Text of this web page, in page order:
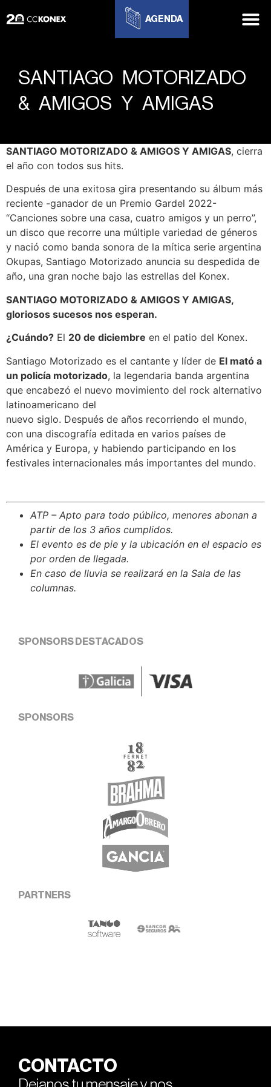
AGENDA
SANTIAGO MOTORIZADO
& AMIGOS Y AMIGAS
SANTIAGO MOTORIZADO & AMIGOS Y AMIGAS, cierra
el año con todos sus hits.
Después de una exitosa gira presentando su álbum más
reciente -ganador de un Premio Gardel 2022-
“Canciones sobre una casa, cuatro amigos y un perro”,
un disco que recorre una múltiple variedad de géneros
y nació como banda sonora de la mítica serie argentina
Okupas, Santiago Motorizado anuncia su despedida de
año, una gran noche bajo las estrellas del Konex.
SANTIAGO MOTORIZADO & AMIGOS Y AMIGAS,
gloriosos sucesos nos esperan.
¿Cuándo? El 20 de diciembre en el patio del Konex.
Santiago Motorizado es el cantante y líder de El mató a
un policía motorizado, la legendaria banda argentina
que encabezó el nuevo movimiento del rock alternativo
latinoamericano del
nuevo siglo. Después de años recorriendo el mundo,
con una discografía editada en varios países de
América y Europa, y habiendo participando en los
festivales internacionales más importantes del mundo.
ATP – Apto para todo público, menores abonan a
partir de los 3 años cumplidos.
El evento es de pie y la ubicación en el espacio es
por orden de llegada.
En caso de lluvia se realizará en la Sala de las
columnas.
SPONSORS DESTACADOS
SPONSORS
PARTNERS
CONTACTO